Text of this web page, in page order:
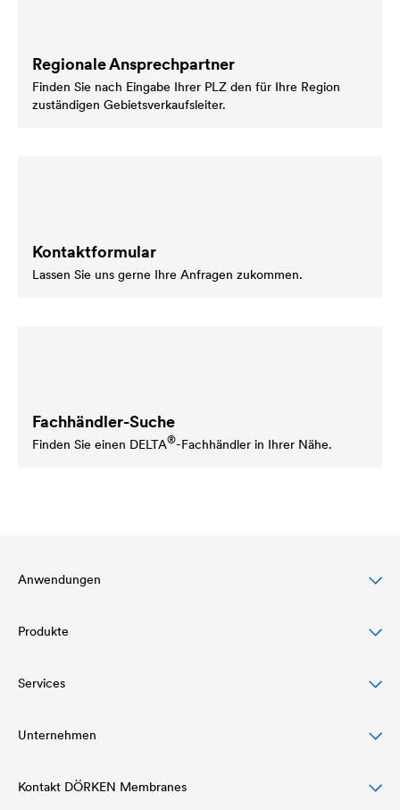
Regionale Ansprechpartner
Finden Sie nach Eingabe Ihrer PLZ den für Ihre Region
zuständigen Gebietsverkaufsleiter.
Kontaktformular
Lassen Sie uns gerne Ihre Anfragen zukommen.
Fachhändler-Suche
Finden Sie einen DELTA®-Fachhändler in Ihrer Nähe.
Anwendungen
Steildachschutz
Fassadenschutz & -gestaltung
Flachdachschutz & -drainage
Bauwerksabdichtung & Drainage
Produkte
Dachbahnen
Luft- und Dampfsperren
Klebeprogramm und Dachzubehör
Services
Download
Referenzen
Unternehmen
Struktur
Kontakt DÖRKEN Membranes